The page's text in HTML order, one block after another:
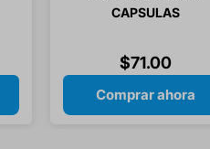
CAPSULAS
$71.00
Comprar ahora